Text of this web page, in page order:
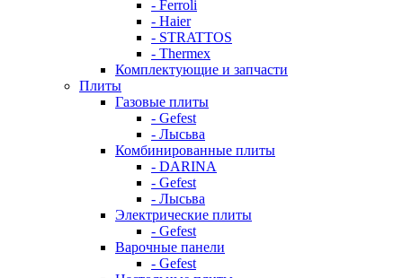
- Ferroli
- Haier
- STRATTOS
- Thermex
Комплектующие и запчасти
Плиты
Газовые плиты
- Gefest
- Лысьва
Комбинированные плиты
- DARINA
- Gefest
- Лысьва
Электрические плиты
- Gefest
Варочные панели
- Gefest